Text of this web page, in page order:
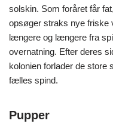
solskin. Som foråret får
opsøger straks nye friske
længere og længere fra
overnatning. Efter deres
kolonien forlader de store
fælles spind.
Pupper